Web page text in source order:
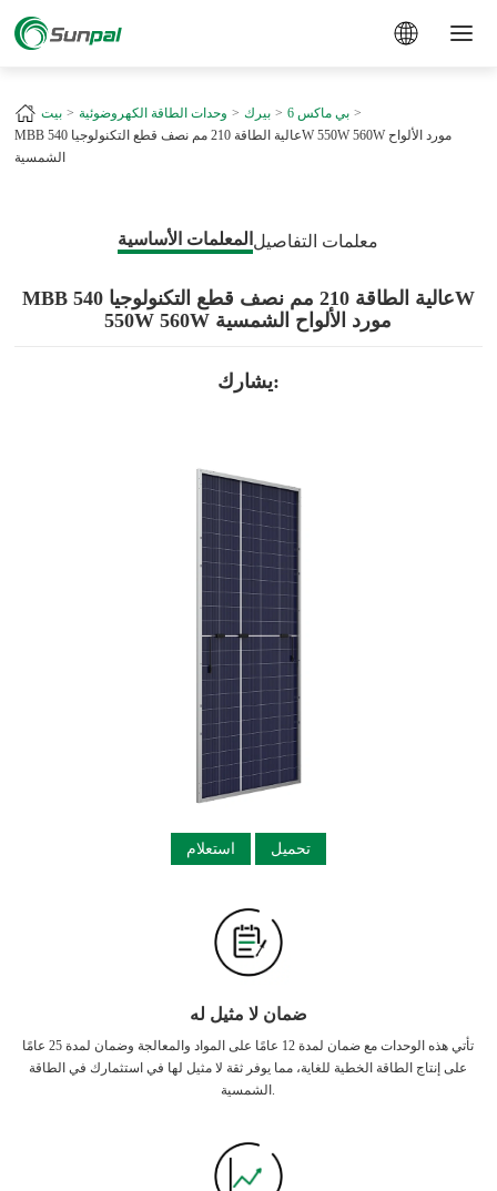
بيت وحدات الطاقة الكهروضوئية بيرك
بي ماكس 6
MBB عالية الطاقة 210 مم نصف قطع التكنولوجيا 540W 550W 560W مورد الألواح
الشمسية
المعلمات الأساسية معلمات التفاصيل
MBB عالية الطاقة 210 مم نصف قطع التكنولوجيا 540W
550W 560W مورد الألواح الشمسية
يشارك:
استعلام تحميل
ضمان لا مثيل له
تأتي هذه الوحدات مع ضمان لمدة 12 عامًا على المواد والمعالجة وضمان لمدة 25 عامًا
على إنتاج الطاقة الخطية للغاية، مما يوفر ثقة لا مثيل لها في استثمارك في الطاقة
الشمسية.